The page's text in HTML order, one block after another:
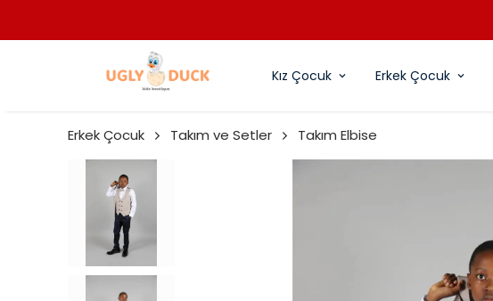
Kız Çocuk Erkek Çocuk
Erkek Çocuk Takım ve Setler Takım Elbise